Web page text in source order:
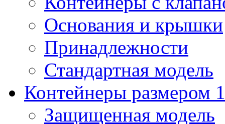
Основания и крышки
Принадлежности
Стандартная модель
Контейнеры размером
Защищенная модель